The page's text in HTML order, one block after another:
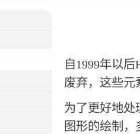
自1999年以
废弃，这些元
为了更好地处
图形的绘制